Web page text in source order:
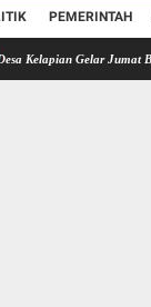
PEMERINTAH
Gelar Jumat Bersih,